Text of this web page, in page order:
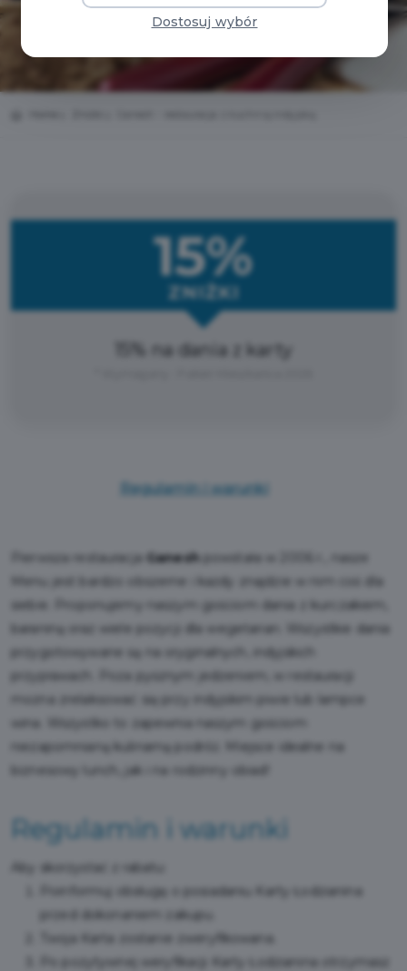
15%
ZNIŻKI
15% na dania z karty
Regulamin i warunki
Pierwsza restauracja Ganesh powstała w 2006 r., nasze
Menu jest bardzo obszerne i każdy znajdzie w nim coś dla
siebie. Proponujemy naszym gościom dania z kurczakiem,
baraniną oraz wiele pozycji dla wegetarian. Wszystkie dania
przygotowywane są na oryginalnych, indyjskich
przyprawach. Poza pysznym jedzeniem, w restauracji
można zrelaksować się przy indyjskim piwie lub lampce
wina. Wszystko to zapewnia naszym gościom
niezapomnianą kulinarną podróż. Miejsce idealne na
biznesowy lunch, jak i na rodzinny obiad!
Regulamin i warunki
Aby skorzystać z rabatu:
Poinformuj obsługę o posiadaniu Karty Łodzianina
przed dokonaniem zakupu.
Twoja Karta zostanie zweryfikowana.
Po pozytywnej weryfikacji Karty Łodzianina otrzymasz
Dostosuj wybór